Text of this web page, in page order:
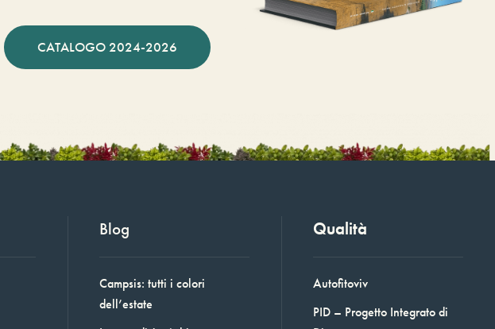
CATALOGO 2024-2026
Blog
Campsis: tutti i colori
dell’estate
Qualità
Autofitoviv
PID – Progetto Integrato di